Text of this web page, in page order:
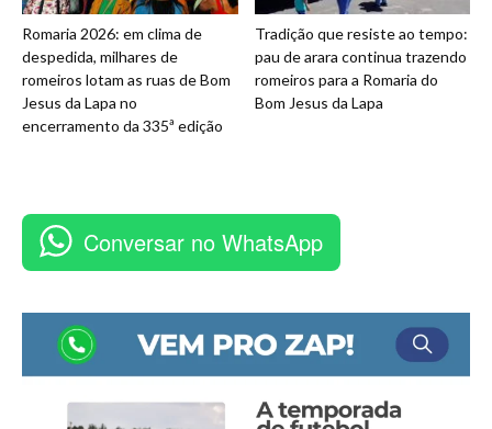
Romaria 2026: em clima de
despedida, milhares de
romeiros lotam as ruas de Bom
Jesus da Lapa no
encerramento da 335ª edição
Tradição que resiste ao tempo:
pau de arara continua trazendo
romeiros para a Romaria do
Bom Jesus da Lapa
Conversar no WhatsApp